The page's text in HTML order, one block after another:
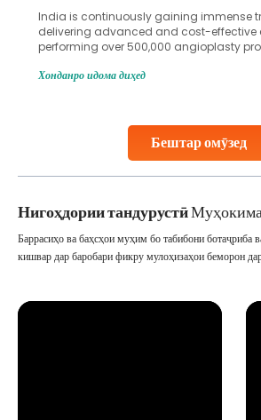
Бештар омӯзед
India is continuously gaining immense
delivering advanced and cost-effective
performing over 500,000 angioplasty
globe are searching for treatments like
Studies, such as one published
Хонданро идома диҳед
Нигоҳдории тандурустӣ
Баррасиҳо ва баҳсҳои муҳим бо табибони ботаҷриба
кишвар дар баробари фикру мулоҳизаҳои беморон